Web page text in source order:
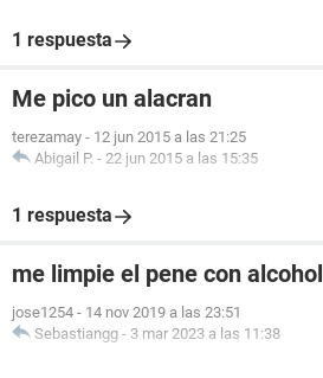
1 respuesta
Me pico un alacran
terezamay - 12 jun 2015 a las 21:25
Abigail P. - 22 jun 2015 a las 15:35
1 respuesta
me limpie el pene con alcohol
jose1254 - 14 nov 2019 a las 23:51
Sebastiangg - 3 mar 2023 a las 11:38